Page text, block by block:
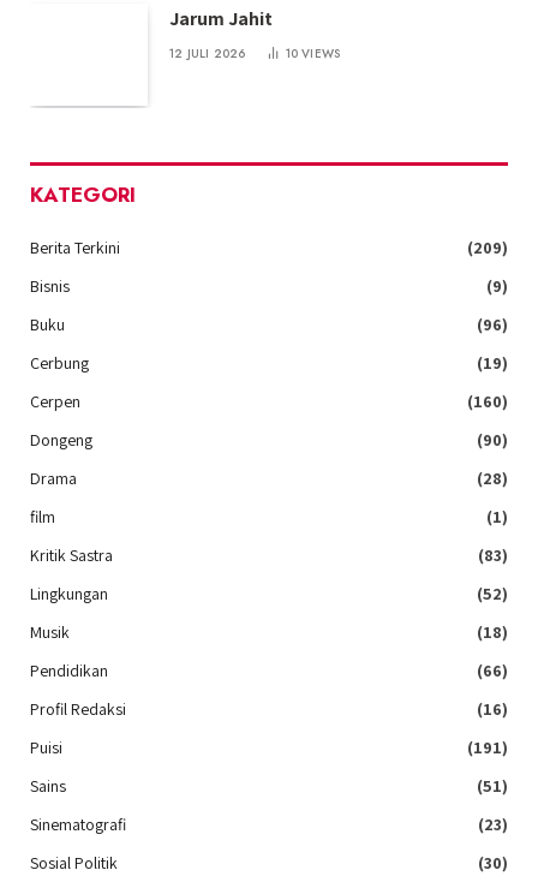
Jarum Jahit
12 JULI 2026 10VIEWS
KATEGORI
Berita Terkini
(209)
Bisnis
(9)
Buku
(96)
Cerbung
(19)
Cerpen
(160)
Dongeng
(90)
Drama
(28)
film
(1)
Kritik Sastra
(83)
Lingkungan
(52)
Musik
(18)
Pendidikan
(66)
Profil Redaksi
(16)
Puisi
(191)
Sains
(51)
Sinematografi
(23)
Sosial Politik
(30)